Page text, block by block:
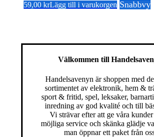
59,00 krLägg till i varukorgen Snabbvy
Välkommen till
Handelsavenyn är shoppen med
sortimentet av elektronik, hem &
sport & fritid, spel, leksaker,
inredning av god kvalité och till
Vi strävar efter att ge våra kunder
möjliga service och skänka glädje
man öppnar ett paket från